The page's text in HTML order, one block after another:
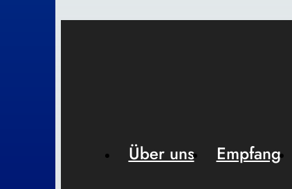
Über uns Empfang